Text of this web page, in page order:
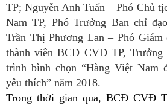
TP; Nguyễn Anh Tuấn – Phó Chủ
Nam TP, Phó Trưởng Ban chỉ
Trần Thị Phương Lan – Phó Giám
thành viên BCĐ CVĐ TP, Trưởng
trình bình chọn “Hàng Việt Nam
yêu thích” năm 2018.
Trong thời gian qua, BCĐ CVĐ